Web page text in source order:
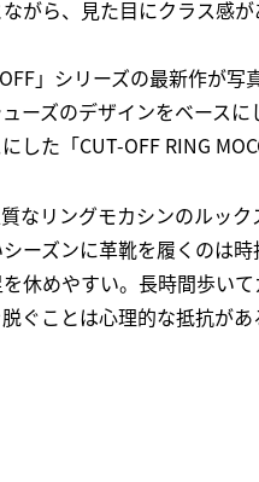
がら、見た目にクラス感
」シリーズの最新作が
ーズのデザインをベース
した「CUT-OFF RING
なリングモカシンのルッ
ーズンに革靴を履くのは
休めやすい。長時間歩い
ぐことは心理的な抵抗が